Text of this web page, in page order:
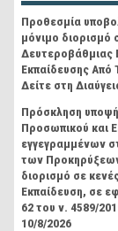
Προθεσμία
μόνιμο διορισμό
Δευτεροβάθμιας
Εκπαίδευσης Από
Δείτε στη
Πρόσκληση
Προσωπικού και
εγγεγραμμένων
των Προκηρύξεων
διορισμό σε
Εκπαίδευση, σε
62 του ν. 4589/
10/8/2026